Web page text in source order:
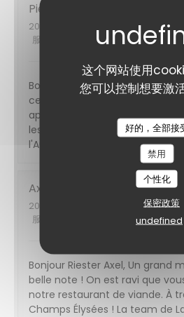
这个网站使用
您可以控制想要激
好的，全部接
禁用
个性化
保密政策
undefined
Pierre-yves
2023-10-25
- 12:00 - 来宾 4
服务
:5 /5 菜单 :5/5 质
LA MAISON DE L'AUBRAC
Bonjour DAUDON Pierre-yves,
cette très belle note ! On est
apprécié notre restaurant de
les Champs Élysées ! La team
l'Aubrac
Axel
2023-10-23
- 13:00 - 来宾 2
服务
菜单:5/5 质价
Bonjour Riester Axel, Un grand
belle note ! On est ravi que
notre restaurant de viande. À
Champs Élysées ! La team de